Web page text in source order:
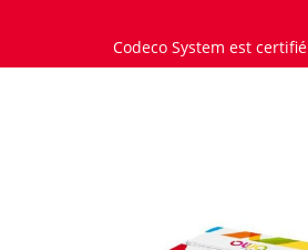
Codeco System est certifié